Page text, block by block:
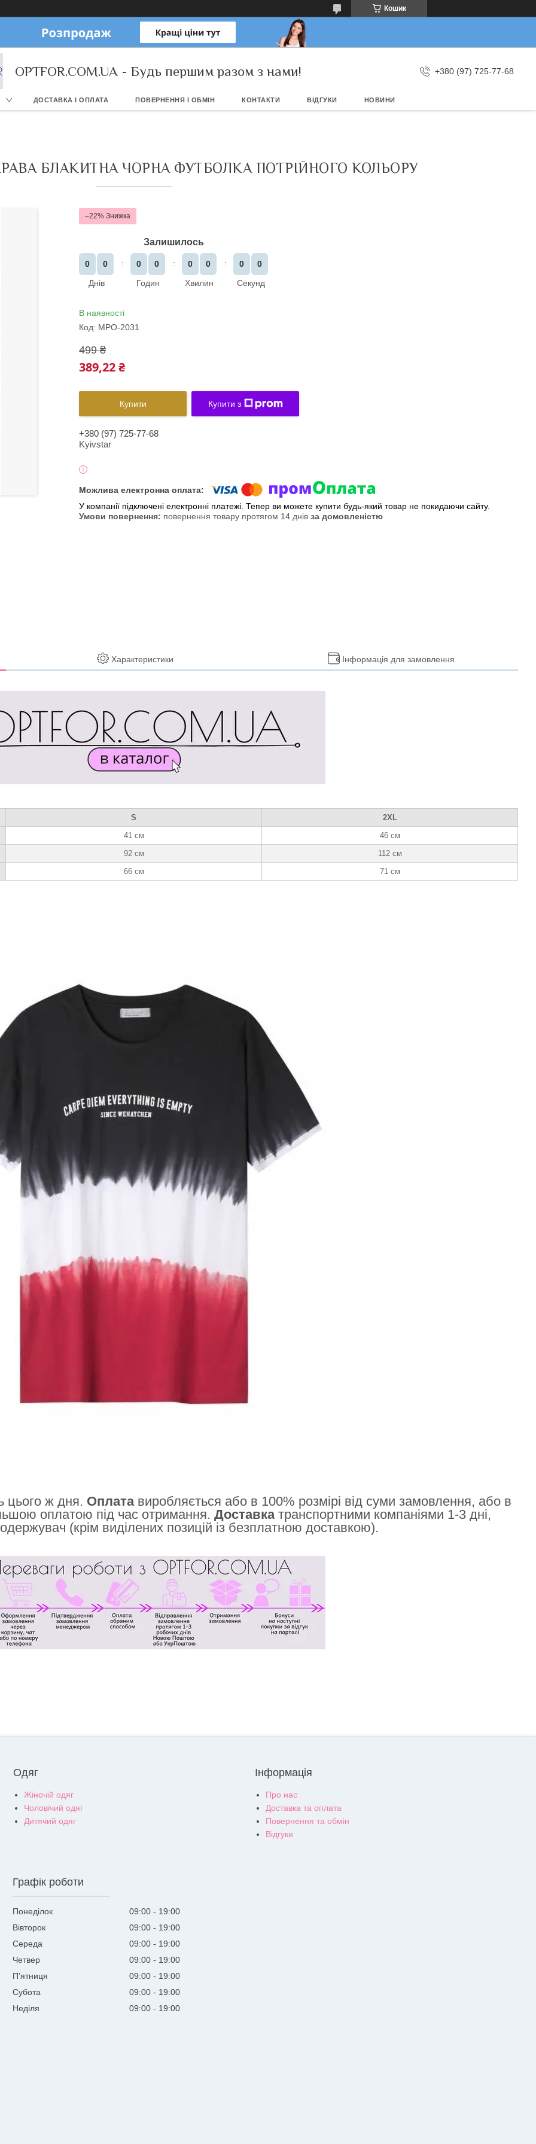
Кошик
OPTFOR.COM.UA - Будь першим разом з нами! +380 (97) 725-77-68
ДОСТАВКА І ОПЛАТА ПОВЕРНЕННЯ І ОБМІН КОНТАКТИ ВІДГУКИ НОВИНИ
БЛАКИТНА ЧОРНА ФУТБОЛКА ПОТРІЙНОГО КОЛЬОРУ
–22%
Залишилось
0
0
Днів
0
0
Годин
0
0
Хвилин
0
0
Секунд
В наявності
Код: MPO-2031
499 ₴
389,22 ₴
Купити Купити з
+380 (97) 725-77-68
Kyivstar
У компанії підключені електронні платежі. Тепер ви можете купити будь-який товар не покидаючи сайту.
повернення товару протягом 14 днів за домовленістю
Характеристики Інформація для замовлення
S
2XL
41 см
46 см
92 см
112 см
66 см
71 см
ж дня. Оплатавиробляється або в 100% розмірі від суми замовлення, або в
оплатою під час отримання. Доставкатранспортними компаніями 1-3 дні,
(крім виділених позицій із безплатною доставкою).
Одяг
Жіночій одяг
Чоловічий одяг
Дитячий одяг
Інформація
Про нас
Доставка та оплата
Повернення та обмін
Відгуки
Графік роботи
Понеділок 09:00
19:00
Вівторок
09:00
19:00
Середа
09:00
19:00
Четвер
09:00
19:00
Пʼятниця
09:00
19:00
Субота
09:00
19:00
Неділя
09:00 19:00